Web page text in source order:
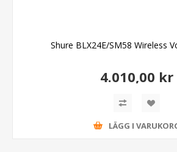
Shure BLX24E/SM58 Wireless
4.010,00 kr
LÄGG I